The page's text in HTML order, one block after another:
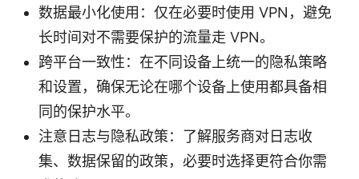
数据最小化使用：仅在必要时使用 VPN，避免
长时间对不需要保护的流量走 VPN。
跨平台一致性：在不同设备上统一的隐私策略
和设置，确保无论在哪个设备上使用都具备相
同的保护水平。
注意日志与隐私政策：了解服务商对日志收
集、数据保留的政策，必要时选择更符合你需